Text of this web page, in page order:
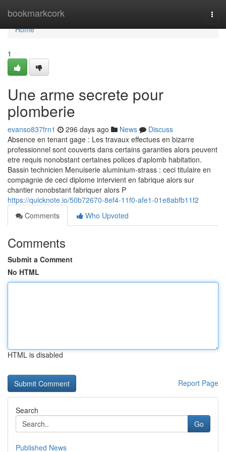
bookmarkcork
Home
Home
1
Une arme secrete pour
plomberie
evanso837frn1 296 days ago News
Discuss
Absence en tenant gage : Les travaux effectues en bizarre
professionnel sont couverts dans certains garanties alors peuvent
etre requis nonobstant certaines polices d'aplomb habitation.
Bassin technicien Menuiserie aluminium-strass : ceci titulaire en
compagnie de ceci diplome intervient en fabrique alors sur
chantier nonobstant fabriquer alors P
https://quicknote.io/50b72670-8ef4-11f0-afe1-01e8abfb11f2
Comments
Who Upvoted
Comments
Submit a Comment
No HTML
HTML is disabled
Report Page
Search
Go
Published News